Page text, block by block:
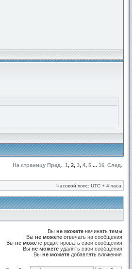
На страницу Пред. 1, 2, 3, 4, 5 ... 16 След.
Часовой пояс: UTC + 4 часа
Вы не можете начинать темы
Вы не можете отвечать на сообщения
Вы не можете редактировать свои сообщения
Вы не можете удалять свои сообщения
Вы не можете добавлять вложения